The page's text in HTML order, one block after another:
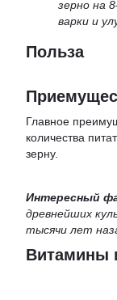
зерно на
варки и
Польза
Главное
количества
зерну.
Интересный
древнейших
тысячи лет
Витамины